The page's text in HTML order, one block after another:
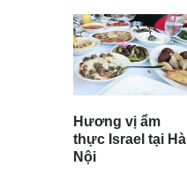
Hương vị ẩm
thực Israel tại Hà
Nội